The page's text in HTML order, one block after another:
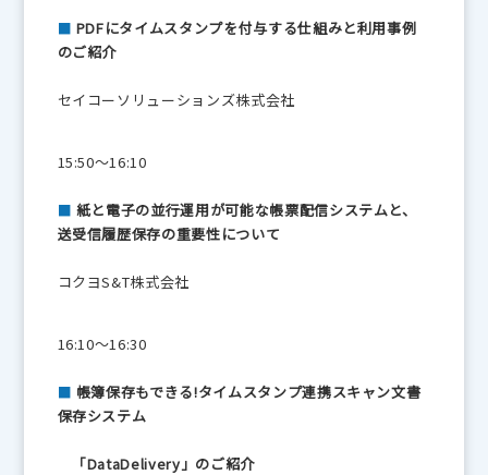
■ PDFにタイムスタンプを付与する仕組みと利用事例
のご紹介
セイコーソリューションズ株式会社
15:50～16:10
■ 紙と電子の並行運用が可能な帳票配信システムと、
送受信履歴保存の重要性について
コクヨS&T株式会社
16:10～16:30
■ 帳簿保存もできる!タイムスタンプ連携スキャン文書
保存システム
「DataDelivery」のご紹介